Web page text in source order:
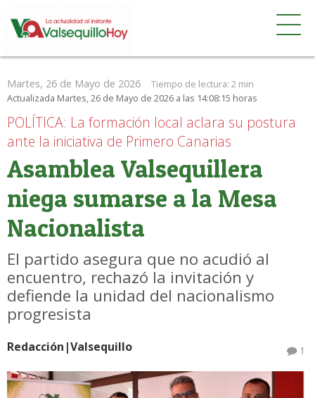
Martes, 26 de Mayo de 2026 Tiempo de lectura: 2 min
Actualizada Martes, 26 de Mayo de 2026 a las 14:08:15 horas
POLÍTICA: La formación local aclara su postura
ante la iniciativa de Primero Canarias
Asamblea Valsequillera
niega sumarse a la Mesa
Nacionalista
El partido asegura que no acudió al
encuentro, rechazó la invitación y
defiende la unidad del nacionalismo
progresista
Redacción|Valsequillo 1